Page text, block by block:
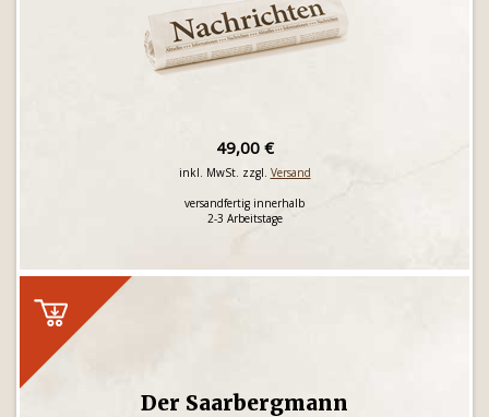
49,00 €
inkl. MwSt. zzgl. Versand
versandfertig innerhalb
2-3 Arbeitstage
Der Saarbergmann